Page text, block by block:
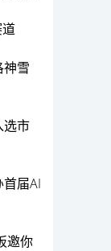
雪
选市
届AI
邀你